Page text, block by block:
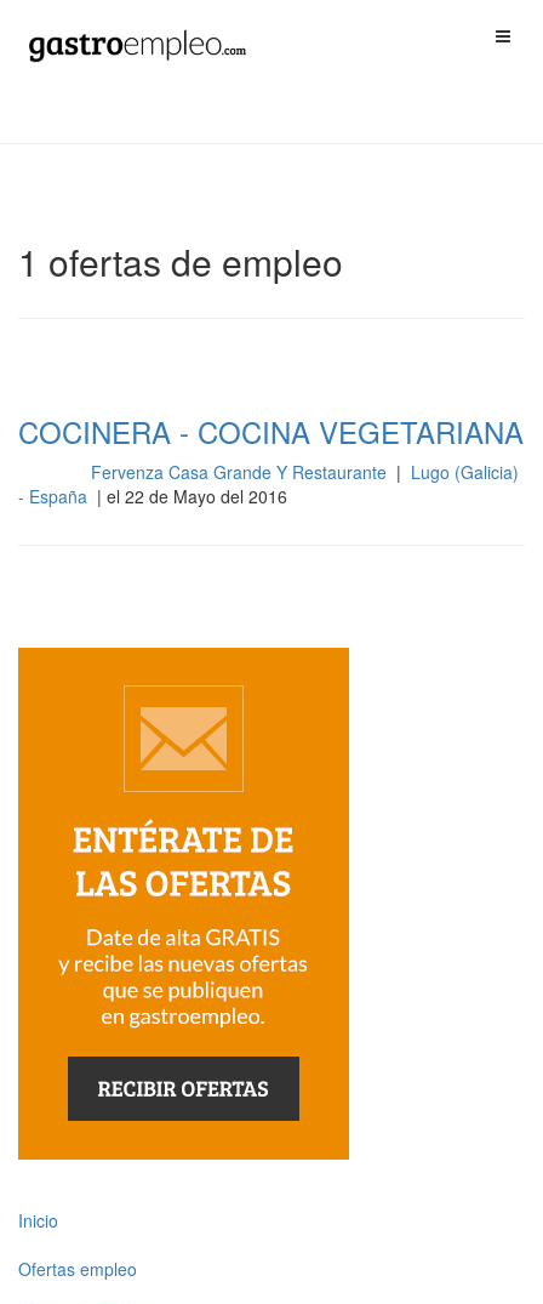
1 ofertas de empleo
COCINERA - COCINA VEGETARIANA
Fervenza Casa Grande Y Restaurante | Lugo (Galicia)
- España | el 22 de Mayo del 2016
Inicio
Ofertas empleo